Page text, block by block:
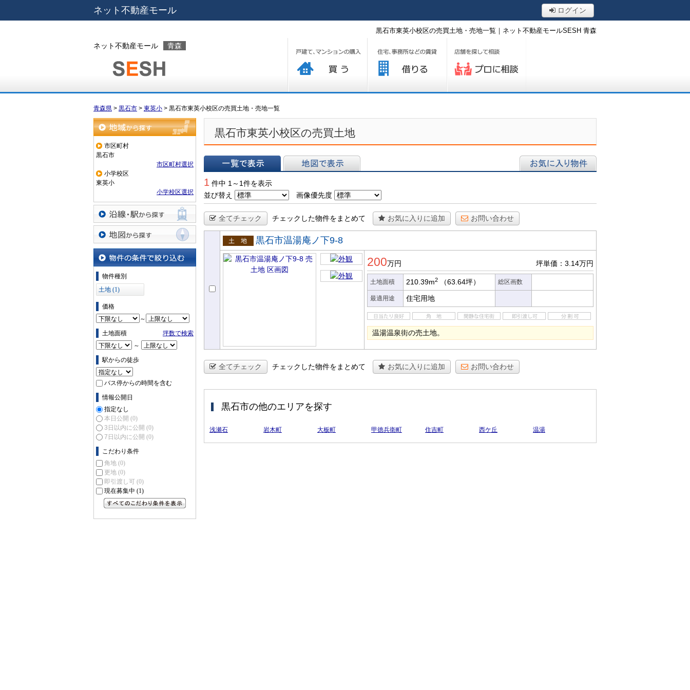
ネット不動産モール ログイン
黒石市東英小校区の売買土地・売地一覧｜ネット不動産モールSESH 青森
ネット不動産モール 青森
青森県 > 黒石市 > 東英小 > 黒石市東英小校区の売買土地・売地一覧
地域から探す
市区町村
黒石市
市区町村選択
小学校区
東英小
小学校区選択
沿線・駅から探す
地図から探す
物件の条件で絞り込む
物件種別
土地 (1)
価格
～
土地面積
坪数で検索
～
駅からの徒歩
バス停からの時間を含む
情報公開日
指定なし
本日公開 (0)
3日以内に公開 (0)
7日以内に公開 (0)
こだわり条件
角地 (0)
更地 (0)
即引渡し可 (0)
現在募集中 (1)
黒石市東英小校区の売買土地
1 件中 1～1件を表示
並び替え
画像優先度
全てチェック チェックした物件をまとめて お気に入りに追加 お問い合わせ
売土地
黒石市温湯庵ノ下9-8
200万円 坪単価：3.14万円
土地面積 210.39m2 （63.64坪） 総区画数
最適用途 住宅用地
温湯温泉街の売土地。
全てチェック チェックした物件をまとめて お気に入りに追加 お問い合わせ
黒石市の他のエリアを探す
浅瀬石 岩木町 大板町 甲徳兵衛町 住吉町 西ケ丘 温湯